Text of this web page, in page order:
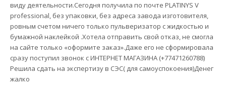
виду деятельности.Сегодня получила по почте PLATINYS V
professional, без упаковки, без адреса завода изготовителя,
ровным счетом ничего только пульверизатор с жидкостью и
бумажной наклейкой .Хотела отправить свой отказ, не смогла
на сайте только «оформите заказ».Даже его не сформировала
сразу поступил звонок с ИНТЕРНЕТ МАГАЗИНА (+77471260788)
Решила сдать на экспертизу в СЭС( для самоуспокоения)Денег
жалко